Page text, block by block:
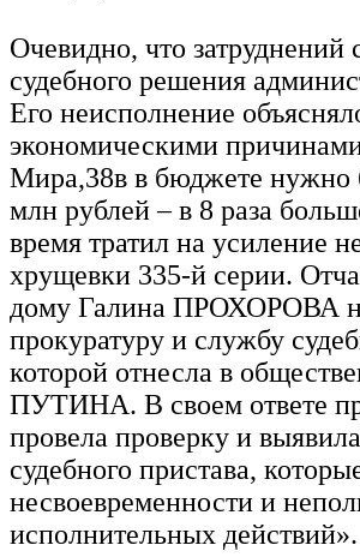
Очевидно, что
судебного решения
Его неисполнение
экономическими
Мира,38в в бюджете нужно
млн рублей – в 8 раза
время тратил на усиление
хрущевки 335-й серии.
дому Галина ПРОХОРОВА
прокуратуру и службу
которой отнесла в
ПУТИНА. В своем ответе
провела проверку и
судебного пристава,
несвоевременности и
исполнительных